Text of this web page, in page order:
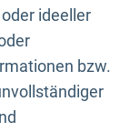
ideeller
bzw.